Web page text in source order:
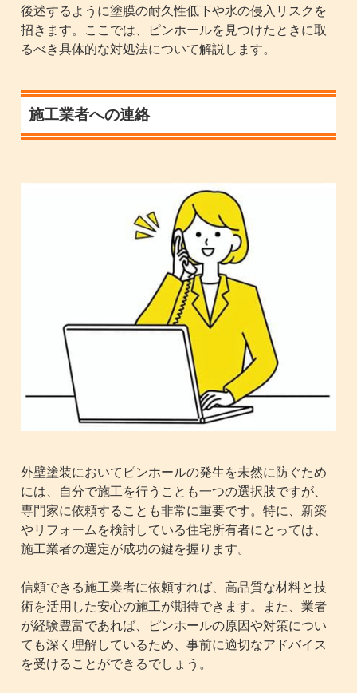
後述するように塗膜の耐久性低下や水の侵入リスクを
招きます。ここでは、ピンホールを見つけたときに取
るべき具体的な対処法について解説します。
施工業者への連絡
外壁塗装においてピンホールの発生を未然に防ぐため
には、自分で施工を行うことも一つの選択肢ですが、
専門家に依頼することも非常に重要です。特に、新築
やリフォームを検討している住宅所有者にとっては、
施工業者の選定が成功の鍵を握ります。
信頼できる施工業者に依頼すれば、高品質な材料と技
術を活用した安心の施工が期待できます。また、業者
が経験豊富であれば、ピンホールの原因や対策につい
ても深く理解しているため、事前に適切なアドバイス
を受けることができるでしょう。